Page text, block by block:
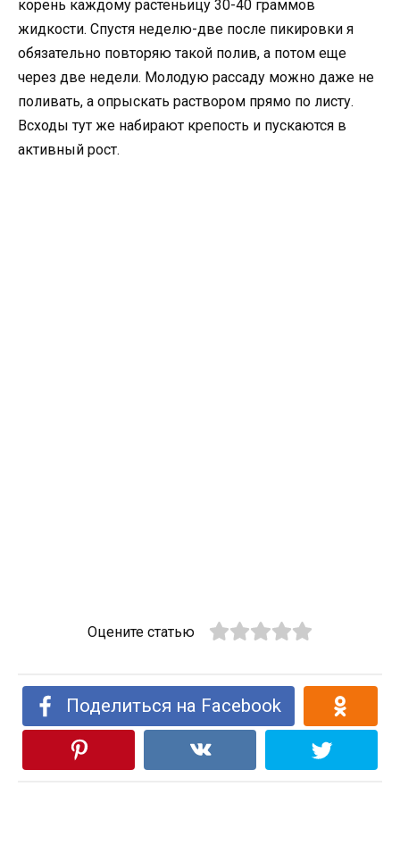
корень каждому растеньицу 30-40 граммов
жидкости. Спустя неделю-две после пикировки я
обязательно повторяю такой полив, а потом еще
через две недели. Молодую рассаду можно даже не
поливать, а опрыскать раствором прямо по листу.
Всходы тут же набирают крепость и пускаются в
активный рост.
Оцените статью
Поделиться на Facebook